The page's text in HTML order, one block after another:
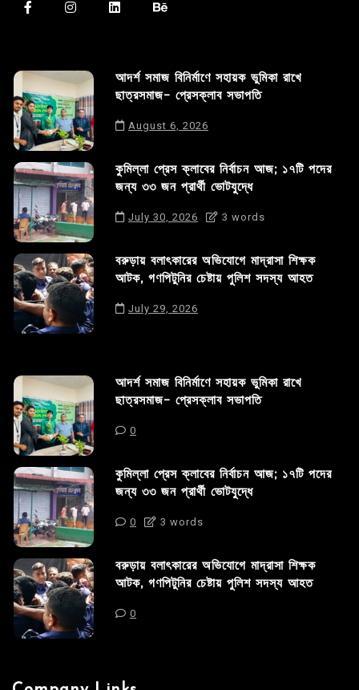
আদর্শ সমাজ বিনির্মাণে সহায়ক ভুমিকা রাখে
ছাত্রসমাজ- প্রেসক্লাব সভাপতি
August 6, 2026
কুমিল্লা প্রেস ক্লাবের নির্বাচন আজ; ১৭টি পদের
জন্য ৩৩ জন প্রার্থী ভোটযুদ্ধে
July 30, 2026 3 words
বরুড়ায় বলাৎকারের অভিযোগে মাদ্রাসা শিক্ষক
আটক, গণপিটুনির চেষ্টায় পুলিশ সদস্য আহত
July 29, 2026
আদর্শ সমাজ বিনির্মাণে সহায়ক ভুমিকা রাখে
ছাত্রসমাজ- প্রেসক্লাব সভাপতি
0
কুমিল্লা প্রেস ক্লাবের নির্বাচন আজ; ১৭টি পদের
জন্য ৩৩ জন প্রার্থী ভোটযুদ্ধে
0 3 words
বরুড়ায় বলাৎকারের অভিযোগে মাদ্রাসা শিক্ষক
আটক, গণপিটুনির চেষ্টায় পুলিশ সদস্য আহত
0